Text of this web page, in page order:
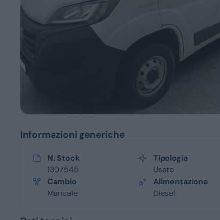
Servizi
Informazioni generiche
N. Stock
1307545
Tipologia
Usato
Cambio
Manuale
Alimentazione
Diesel